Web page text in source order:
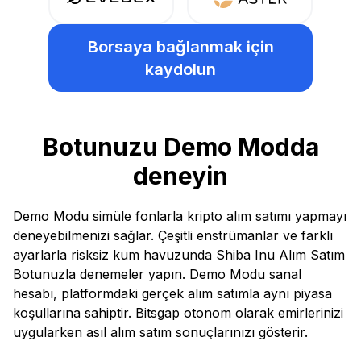
Borsaya bağlanmak için
kaydolun
Botunuzu Demo Modda
deneyin
Demo Modu simüle fonlarla kripto alım satımı yapmayı
deneyebilmenizi sağlar. Çeşitli enstrümanlar ve farklı
ayarlarla risksiz kum havuzunda Shiba Inu Alım Satım
Botunuzla denemeler yapın. Demo Modu sanal
hesabı, platformdaki gerçek alım satımla aynı piyasa
koşullarına sahiptir. Bitsgap otonom olarak emirlerinizi
uygularken asıl alım satım sonuçlarınızı gösterir.